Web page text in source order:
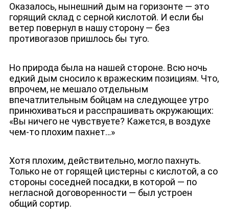
Оказалось, нынешний дым на горизонте — это
горящий склад с серной кислотой. И если бы
ветер повернул в нашу сторону — без
противогазов пришлось бы туго.
Но природа была на нашей стороне. Всю ночь
едкий дым сносило к вражеским позициям. Что,
впрочем, не мешало отдельным
впечатлительным бойцам на следующее утро
принюхиваться и расспрашивать окружающих:
«Вы ничего не чувствуете? Кажется, в воздухе
чем-то плохим пахнет…»
Хотя плохим, действительно, могло пахнуть.
Только не от горящей цистерны с кислотой, а со
стороны соседней посадки, в которой — по
негласной договоренности — был устроен
общий сортир.